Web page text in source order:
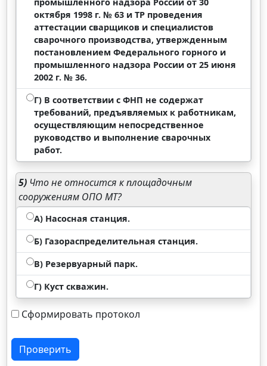
октября 1998 г. № 63 и ТР проведения
аттестации сварщиков и специалистов
сварочного производства, утвержденным
постановлением Федерального горного и
промышленного надзора России от 25 июня
2002 г. № 36.
Г) В соответствии с ФНП не содержат
требований, предъявляемых к работникам,
осуществляющим непосредственное
руководство и выполнение сварочных
работ.
5) Что не относится к площадочным
сооружениям ОПО МТ?
А) Насосная станция.
Б) Газораспределительная станция.
В) Резервуарный парк.
Г) Куст скважин.
Сформировать протокол
Проверить